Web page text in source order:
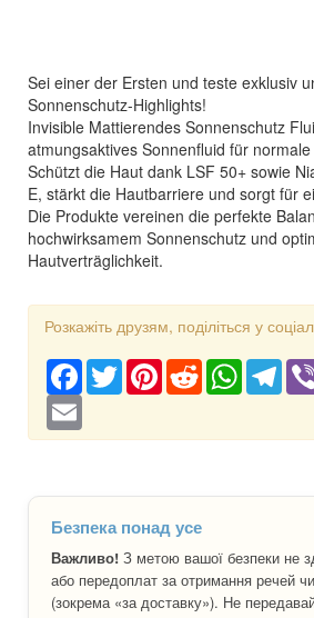
Sei einer der Ersten und teste exklusiv
Sonnenschutz-Highlights!
Invisible Mattierendes Sonnenschutz
atmungsaktives Sonnenfluid für
Schützt die Haut dank LSF 50+ sowie
E, stärkt die Hautbarriere und sorgt für
Die Produkte vereinen die perfekte
hochwirksamem Sonnenschutz und
Hautverträglichkeit.
Розкажіть друзям, поділіться у
Facebook
TwitterPinterestRedditWhatsApp
Безпека понад усе
Важливо! З метою вашої безпеки не
або передоплат за отримання речей
(зокрема «за доставку»). Не